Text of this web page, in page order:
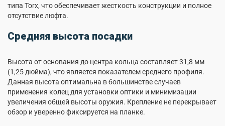
типа Torx, что обеспечивает жесткость конструкции и полное
отсутствие люфта.
Средняя высота посадки
Высота от основания до центра кольца составляет 31,8 мм
(1,25 дюйма), что является показателем среднего профиля.
Данная высота оптимальна в большинстве случаев
применения колец для установки оптики и минимизации
увеличения общей высоты оружия. Крепление не перекрывает
обзор и уверенно фиксируется на планке.